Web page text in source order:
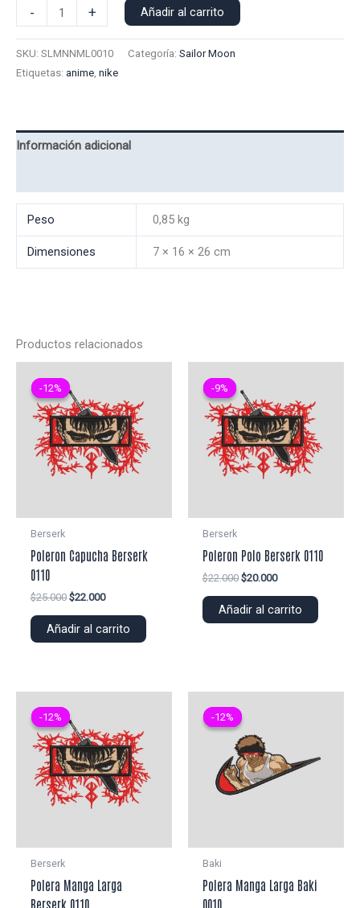
-
Manga
cantidad
+ Añadir al carrito
SKU: SLMNNML0010 Categoría: Sailor Moon
Etiquetas: anime, nike
Información adicional
Peso 0,85 kg
Dimensiones 7 × 16 × 26 cm
Productos relacionados
-12%
-12%
Berserk
Poleron Capucha Berserk
0110
$25.000 El
original
$22.000El
actual
Añadir al carrito
-9%
-9%
Berserk
Poleron Polo Berserk 0110
$22.000 El
original
$20.000El
actual
Añadir al carrito
-12%
-12%
Berserk
Polera Manga Larga
Berserk 0110
-12%
-12%
Baki
Polera Manga Larga Baki
0010